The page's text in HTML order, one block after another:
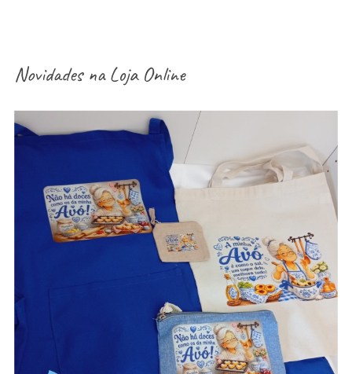
Novidades naLoja Online
aventais / Sacos / necessaires / estojos /
porta-moedas dia dos avós – vários modelos